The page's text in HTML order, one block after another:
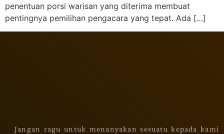
penentuan porsi warisan yang diterima membuat
pentingnya pemilihan pengacara yang tepat. Ada […]
Jangan ragu untuk menanyakan sesuatu kepada kami